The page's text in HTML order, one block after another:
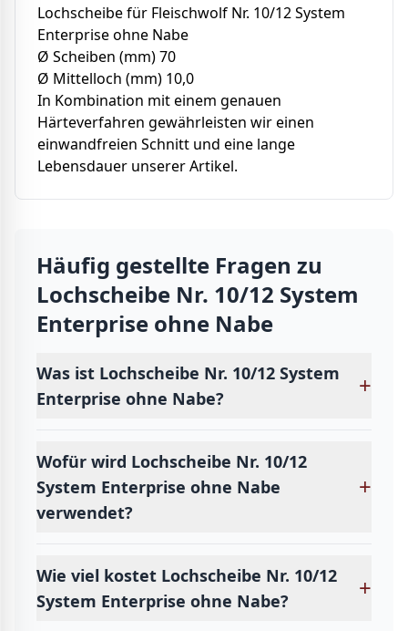
Lochscheibe für Fleischwolf Nr. 10/12 System
Enterprise ohne Nabe
Ø Scheiben (mm) 70
Ø Mittelloch (mm) 10,0
In Kombination mit einem genauen
Härteverfahren gewährleisten wir einen
einwandfreien Schnitt und eine lange
Lebensdauer unserer Artikel.
Häufig gestellte Fragen zu
Lochscheibe Nr. 10/12 System
Enterprise ohne Nabe
Was ist Lochscheibe Nr. 10/12 System
Enterprise ohne Nabe?
+
Wofür wird Lochscheibe Nr. 10/12
System Enterprise ohne Nabe
verwendet?
+
Wie viel kostet Lochscheibe Nr. 10/12
System Enterprise ohne Nabe?
+